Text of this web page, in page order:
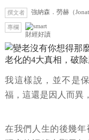
撰文者 強納森．勞赫（
專欄
財經好讀
我這樣說，並不是
大相逕庭。經濟學